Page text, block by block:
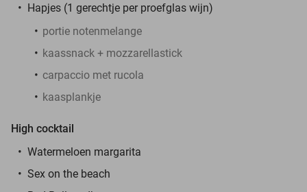
Hapjes (1 gerechtje per proefglas wijn)
portie notenmelange
kaassnack + mozzarellastick
carpaccio met rucola
kaasplankje
High cocktail
Watermeloen margarita
Sex on the beach